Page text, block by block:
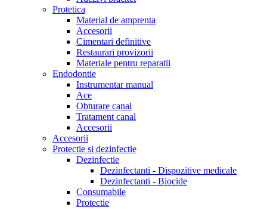
Protetica
Material de amprenta
Accesorii
Cimentari definitive
Restaurari provizorii
Materiale pentru reparatii
Endodontie
Instrumentar manual
Ace
Obturare canal
Tratament canal
Accesorii
Accesorii
Protectie si dezinfectie
Dezinfectie
Dezinfectanti - Dispozitive medicale
Dezinfectanti - Biocide
Consumabile
Protectie